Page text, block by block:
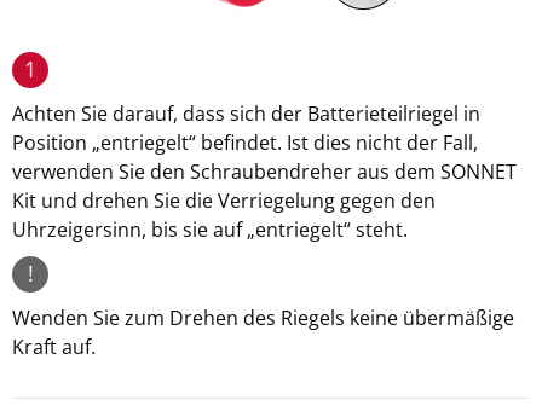
1
Achten Sie darauf, dass sich der Batterieteilriegel in
Position „entriegelt“ befindet. Ist dies nicht der Fall,
verwenden Sie den Schraubendreher aus dem SONNET
Kit und drehen Sie die Verriegelung gegen den
Uhrzeigersinn, bis sie auf „entriegelt“ steht.
!
Wenden Sie zum Drehen des Riegels keine übermäßige
Kraft auf.